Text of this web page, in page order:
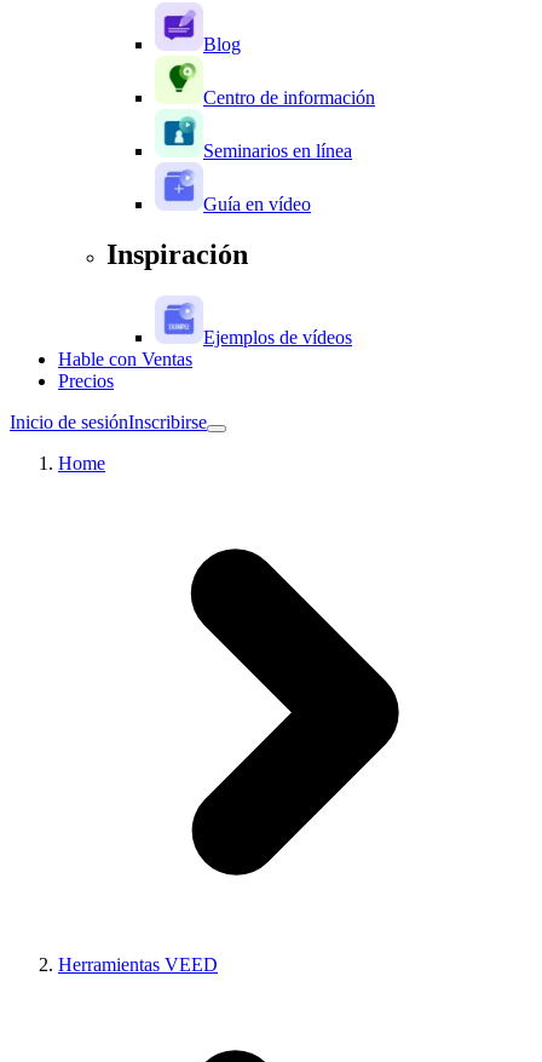
Blog
Centro de información
Seminarios en línea
Guía en vídeo
Inspiración
Ejemplos de vídeos
Hable con Ventas
Precios
Inicio de sesiónInscribirse
Home
Herramientas VEED